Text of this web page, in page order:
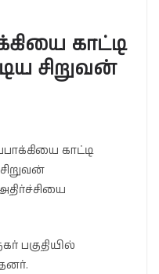
காட்டி
சிறுவன்
காட்டி
பகுதியில்